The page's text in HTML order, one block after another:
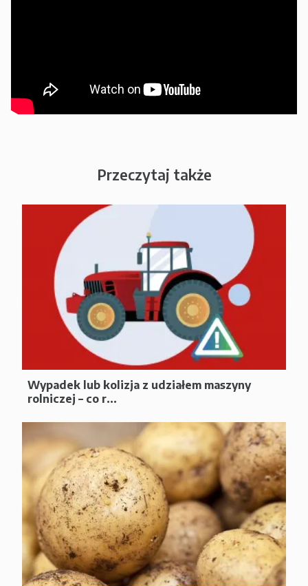
Przeczytaj także
Wypadek lub kolizja z udziałem maszyny
rolniczej – co r...